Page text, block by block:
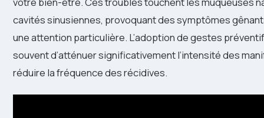
cavités sinusiennes, provoquant des symptômes
une attention particulière. L’adoption de gestes
souvent d’atténuer significativement l’intensité des
réduire la fréquence des récidives.